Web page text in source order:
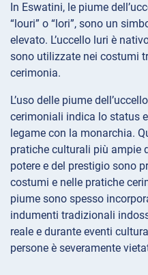
In Eswatini, le piume
“louri” o “lori”, sono un
elevato. L’uccello luri è
sono utilizzate nei costumi
cerimonia.
L’uso delle piume
cerimoniali indica lo status
legame con la monarchia.
pratiche culturali più ampie
potere e del prestigio sono
costumi e nelle pratiche
piume sono spesso
indumenti tradizionali
reale e durante eventi
persone è severamente